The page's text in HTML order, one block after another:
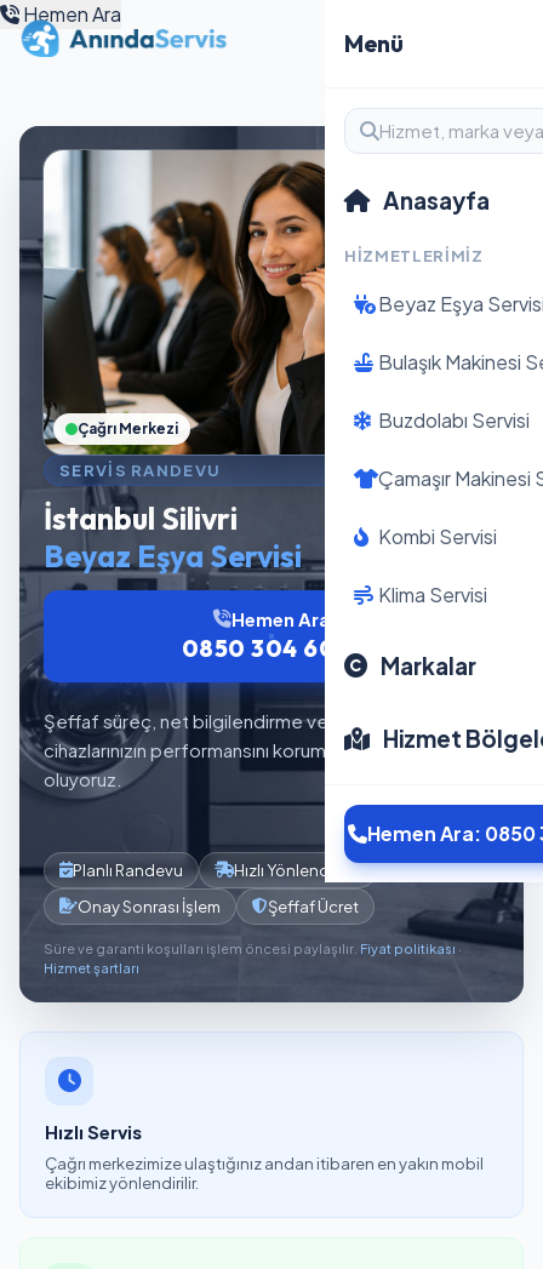
Menü
Anasayfa
HIZMETLERIMIZ
Beyaz Eşya
Bulaşık Makinesi
Buzdolabı Servisi
Çamaşır Makinesi
Kombi Servisi
Klima Servisi
Markalar
Hizmet
Hemen Ara: 0850
Hemen Ara
SERVIS RANDEVU
İstanbul Silivri
Beyaz Eşya Servisi
Şeffaf süreç, net bilgilendirme ve planlı servis akışıyla
cihazlarınızın performansını korumaya yardımcı
oluyoruz.
Hemen Ara
0850 304 6012
Planlı Randevu
Hızlı Yönlendirme
Onay Sonrası İşlem
Şeffaf Ücret
Süre ve garanti koşulları işlem öncesi paylaşılır. Fiyat politikası ·
Hizmet şartları
Çağrı Merkezi
Hızlı Servis
Çağrı merkezimize ulaştığınız andan itibaren en yakın mobil
ekibimiz yönlendirilir.